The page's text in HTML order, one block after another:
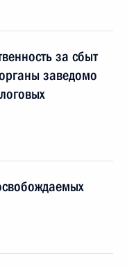
за сбыт
заведомо